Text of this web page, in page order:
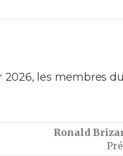
les membres
Ronald